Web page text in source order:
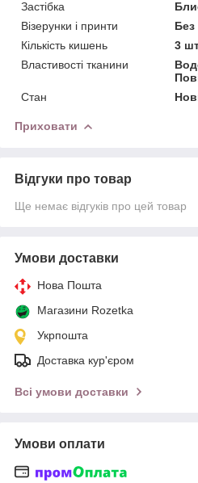
Застібка
Візерунки і принти
Без
Кількість кишень
3
Властивості тканини
Стан
Приховати
Відгуки про товар
Ще немає відгуків про цей товар
Умови доставки
Нова Пошта
Магазини Rozetka
Укрпошта
Доставка кур'єром
Всі умови доставки
Умови оплати